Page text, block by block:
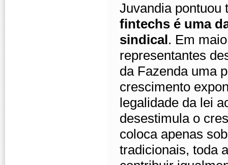
Juvandia
fintechs é uma
sindical. Em
representantes
da Fazenda uma
crescimento
legalidade da lei
desestimula o
coloca apenas
tradicionais, toda